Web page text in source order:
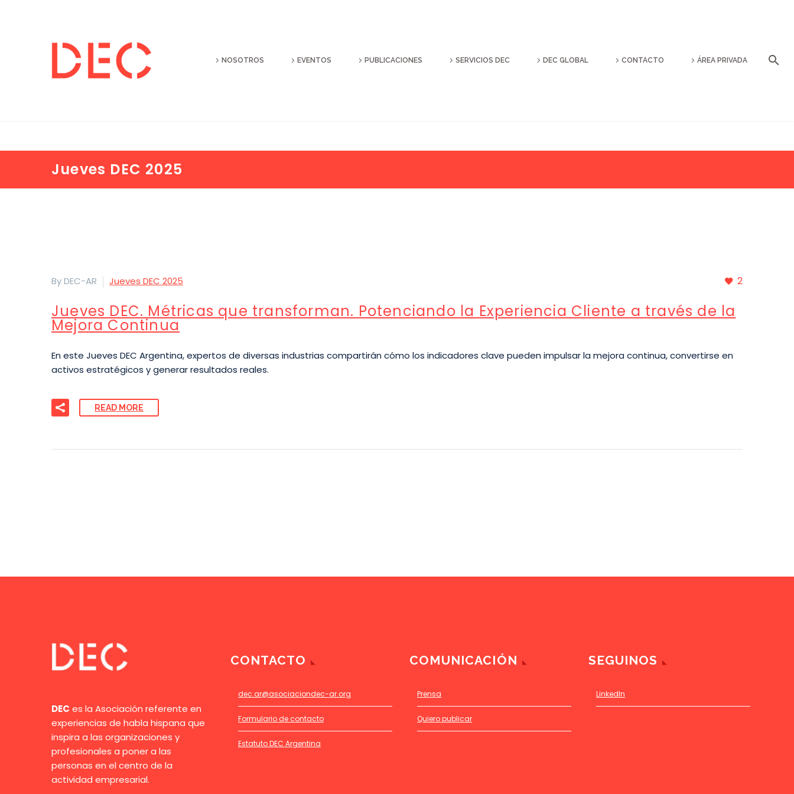
NOSOTROS EVENTOS PUBLICACIONES SERVICIOS DEC DEC GLOBAL CONTACTO ÁREA PRIVADA
Jueves DEC 2025
2
By DEC-AR Jueves DEC 2025
Jueves DEC. Métricas que transforman. Potenciando la Experiencia Cliente a través de la
Mejora Continua
En este Jueves DEC Argentina, expertos de diversas industrias compartirán cómo los indicadores clave pueden impulsar la mejora continua, convertirse en
activos estratégicos y generar resultados reales.
READ MORE
DEC es la Asociación referente en
experiencias de habla hispana que
inspira a las organizaciones y
profesionales a poner a las
personas en el centro de la
actividad empresarial.
CONTACTO
dec.ar@asociaciondec-ar.org
Formulario de contacto
Estatuto DEC Argentina
COMUNICACIÓN
Prensa
Quiero publicar
SEGUINOS
LinkedIn